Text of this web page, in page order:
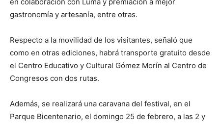
gastronomía y artesanía, entre otras.
Respecto a la movilidad de los visitantes, señaló que
como en otras ediciones, habrá transporte gratuito desde
el Centro Educativo y Cultural Gómez Morín al Centro de
Congresos con dos rutas.
Además, se realizará una caravana del festival, en el
Parque Bicentenario, el domingo 25 de febrero, a las 2 y